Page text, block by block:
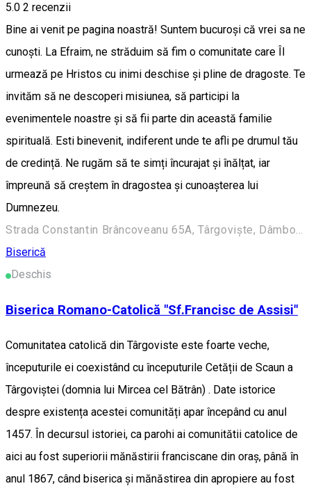
5.0 2 recenzii
Bine ai venit pe pagina noastră! Suntem bucuroși că vrei sa ne
cunoști. La Efraim, ne străduim să fim o comunitate care Îl
urmează pe Hristos cu inimi deschise și pline de dragoste. Te
invităm să ne descoperi misiunea, să participi la
evenimentele noastre și să fii parte din această familie
spirituală. Esti binevenit, indiferent unde te afli pe drumul tău
de credință. Ne rugăm să te simți încurajat și înălțat, iar
împreună să creștem în dragostea și cunoașterea lui
Dumnezeu.
Strada Constantin Brâncoveanu 65A, Târgoviște, Dâmbovița.
Biserică
Deschis
Biserica Romano-Catolică "Sf.Francisc de Assisi"
Comunitatea catolică din Târgoviste este foarte veche,
începuturile ei coexistând cu începuturile Cetății de Scaun a
Târgoviștei (domnia lui Mircea cel Bătrân) . Date istorice
despre existența acestei comunități apar începând cu anul
1457. În decursul istoriei, ca parohi ai comunitătii catolice de
aici au fost superiorii mănăstirii franciscane din oraș, până în
anul 1867, când biserica și mănăstirea din apropiere au fost